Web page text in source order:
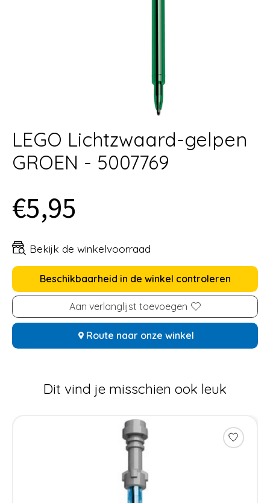
LEGO Lichtzwaard-gelpen
GROEN - 5007769
€5,95
Bekijk de winkelvoorraad
Beschikbaarheid in de winkel controleren
Aan verlanglijst toevoegen
Route naar onze winkel
Dit vind je misschien ook leuk
Items van productcarrousel